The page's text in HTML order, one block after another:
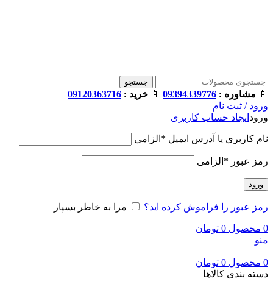
جستجو
📱 مشاوره : 09394339776
📱 خرید : 09120363716
ورود / ثبت نام
ورود ایجاد حساب کاربری
نام کاربری یا آدرس ایمیل * الزامی
رمز عبور * الزامی
ورود
رمز عبور را فراموش کرده اید؟ مرا به خاطر بسپار
0 محصول 0 تومان
منو
0 محصول 0 تومان
دسته بندی کالاها